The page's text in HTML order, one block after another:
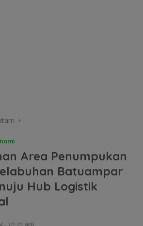
Area Penumpukan
Batuampar
Hub Logistik